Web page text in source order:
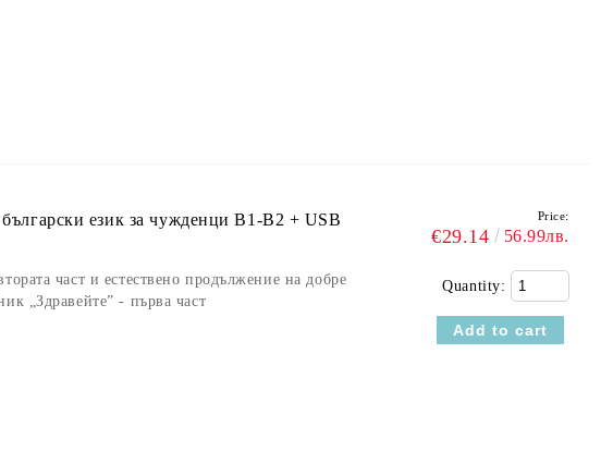
език за чужденци В1-В2 + USB
част и естествено продължение на добре
„Здравейте” - първа част
Price:
€29.14 56.99лв.
Quantity: